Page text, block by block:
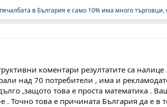
в България е само 10% има много
коментари резултатите са налице .
над 70 потребители , има и
,защото това е проста математика .
. Точно това е причината България да е